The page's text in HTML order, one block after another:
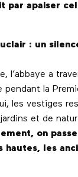
par apaiser
: un
l’abbaye a
pendant la
les vestiges
et de
on
hautes, les